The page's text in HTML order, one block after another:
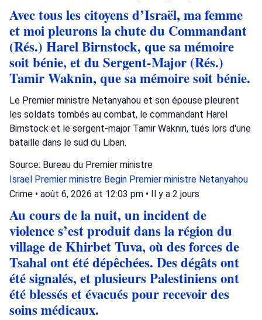
Avec tous les citoyens d’Israël, ma femme
et moi pleurons la chute du Commandant
(Rés.) Harel Birnstock, que sa mémoire
soit bénie, et du Sergent-Major (Rés.)
Tamir Waknin, que sa mémoire soit bénie.
Le Premier ministre Netanyahou et son épouse pleurent
les soldats tombés au combat, le commandant Harel
Birnstock et le sergent-major Tamir Waknin, tués lors d'une
bataille dans le sud du Liban.
Source: Bureau du Premier ministre
Israel Premier ministre Begin Premier ministre Netanyahou
Crime • août 6, 2026 at 12:03 pm • Il y a 2 jours
Au cours de la nuit, un incident de
violence s’est produit dans la région du
village de Khirbet Tuva, où des forces de
Tsahal ont été dépêchées. Des dégâts ont
été signalés, et plusieurs Palestiniens ont
été blessés et évacués pour recevoir des
soins médicaux.